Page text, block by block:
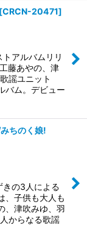
[CRCN-20471]
アルバムリリ
藤あやの、津
謡ユニット
バム。デビュー
ちのく娘!
きの3人による
、子供も大人も
、津吹みゆ、羽
からなる歌謡